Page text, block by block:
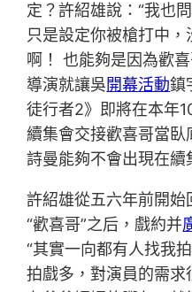
定？許紹雄說：“我也
只是設定你被槍打中
啊！ 也能夠是因為歡
導演就讓吳開幕活動鎮
徒行者2》即將在本年
續集會交接歡喜哥當臥
詩曼能夠不會出現在續
許紹雄從五六年前開始
“歡喜哥”之后，戲約并
“其實一向都有人找我
拍戲多，對演員的需